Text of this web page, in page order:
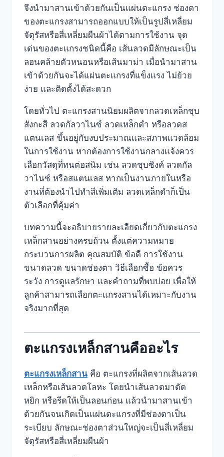
จึงนำมาสานเข้าด้วยกันเป็นแผ่นตะแกรง ช่องตา
ของตะแกรงสามารถออกแบบให้เป็นรูปสี่เหลี่ยม
จัตุรัสหรือสี่เหลี่ยมผืนผ้าได้ตามการใช้งาน จุด
เด่นของตะแกรงชนิดนี้คือ เส้นลวดมีลักษณะเป็น
ลอนคล้ายตัวหนอนหรือเส้นมาม่า เมื่อนำมาสาน
เข้าด้วยกันจะได้แผ่นตะแกรงที่แข็งแรง ไม่ย้วย
ง่าย และติดตั้งได้สะดวก
โดยทั่วไป ตะแกรงสานนิยมผลิตจากลวดเหล็กชุบ
สังกะสี ลวดกัลวาไนซ์ ลวดเหล็กดำ หรือลวดส
แตนเลส ขึ้นอยู่กับงบประมาณและสภาพแวดล้อม
ในการใช้งาน หากต้องการใช้งานกลางแจ้งควร
เลือกวัสดุที่ทนต่อสนิม เช่น ลวดชุบซิงค์ ลวดกัล
วาไนซ์ หรือสแตนเลส หากเป็นงานภายในหรือ
งานที่ต้องนำไปทำสีเพิ่มเติม ลวดเหล็กดำก็เป็น
ตัวเลือกที่คุ้มค่า
บทความนี้จะอธิบายรายละเอียดเกี่ยวกับตะแกรง
เหล็กสานอย่างครบถ้วน ตั้งแต่ความหมาย
กระบวนการผลิต คุณสมบัติ ข้อดี การใช้งาน
ขนาดลวด ขนาดช่องตา วิธีเลือกซื้อ ข้อควร
ระวัง การดูแลรักษา และคำถามที่พบบ่อย เพื่อให้
ลูกค้าสามารถเลือกตะแกรงสานได้เหมาะกับงาน
จริงมากที่สุด
ตะแกรงเหล็กสานคืออะไร
ตะแกรงเหล็กสาน คือ ตะแกรงที่ผลิตจากเส้นลวด
เหล็กหรือเส้นลวดโลหะ โดยนำเส้นลวดมาดัด
หยิก หรือรีดให้เป็นลอนก่อน แล้วนำมาสานเข้า
ด้วยกันจนเกิดเป็นแผ่นตะแกรงที่มีช่องตาเป็น
ระเบียบ ลักษณะช่องตาส่วนใหญ่จะเป็นสี่เหลี่ยม
จัตุรัสหรือสี่เหลี่ยมผืนผ้า